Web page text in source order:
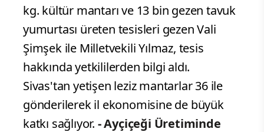
kg. kültür mantarı ve 13 bin gezen tavuk
yumurtası üreten tesisleri gezen Vali
Şimşek ile Milletvekili Yılmaz, tesis
hakkında yetkililerden bilgi aldı.
Sivas'tan yetişen leziz mantarlar 36 ile
gönderilerek il ekonomisine de büyük
katkı sağlıyor. - Ayçiçeği Üretiminde